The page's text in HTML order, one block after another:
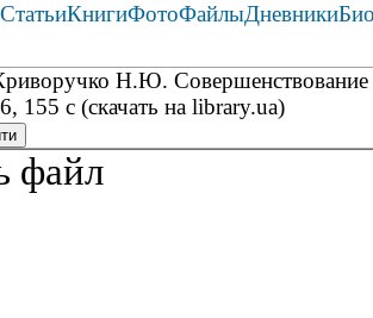
СтатьиКнигиФотоФайлыДневники
Н.Ю. Совершенствование
155 с (скачать на library.ua)
файл